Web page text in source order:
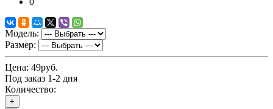
Модель:
Размер:
Цена: 49руб.
Под заказ 1-2 дня
Количество:
+